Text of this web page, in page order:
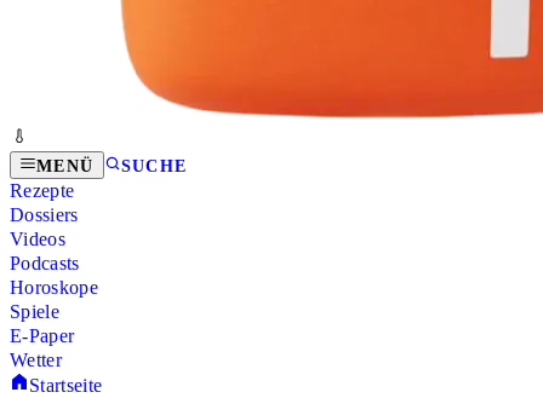
MENÜ SUCHE
Rezepte
Dossiers
Videos
Podcasts
Horoskope
Spiele
E-Paper
Wetter
Startseite